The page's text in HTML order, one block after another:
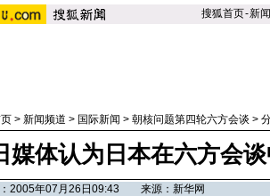
搜狐首页-新闻
> 新闻频道 > 国际新闻 > 朝核问题第四轮六方会谈 >
媒体认为日本在六方会
2005年07月26日09:43 来源：新华网